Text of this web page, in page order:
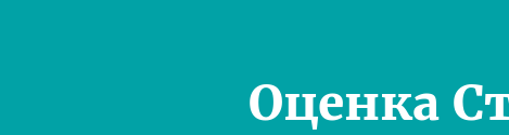
Оценка